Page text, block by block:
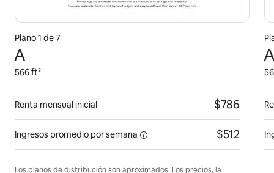
Plano 1 de 7
A
566 ft²
Renta mensual inicial $786
Ingresos promedio porsemana $512
Los planos de distribución son aproximados. Los precios, la